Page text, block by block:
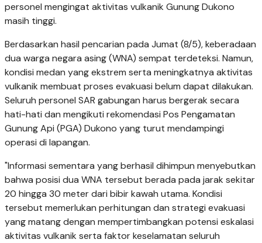
personel mengingat aktivitas vulkanik Gunung Dukono
masih tinggi.
Berdasarkan hasil pencarian pada Jumat (8/5), keberadaan
dua warga negara asing (WNA) sempat terdeteksi. Namun,
kondisi medan yang ekstrem serta meningkatnya aktivitas
vulkanik membuat proses evakuasi belum dapat dilakukan.
Seluruh personel SAR gabungan harus bergerak secara
hati-hati dan mengikuti rekomendasi Pos Pengamatan
Gunung Api (PGA) Dukono yang turut mendampingi
operasi di lapangan.
"Informasi sementara yang berhasil dihimpun menyebutkan
bahwa posisi dua WNA tersebut berada pada jarak sekitar
20 hingga 30 meter dari bibir kawah utama. Kondisi
tersebut memerlukan perhitungan dan strategi evakuasi
yang matang dengan mempertimbangkan potensi eskalasi
aktivitas vulkanik serta faktor keselamatan seluruh